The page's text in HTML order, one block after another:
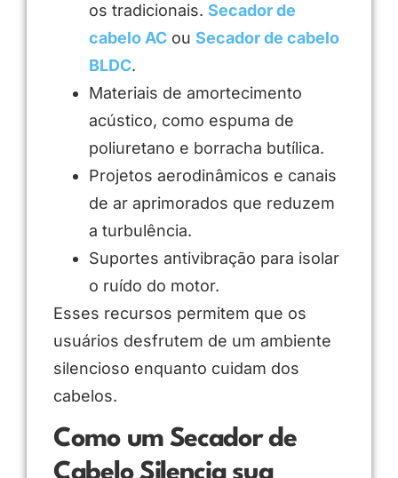
os tradicionais. Secador de
cabelo AC ou Secador de cabelo
BLDC.
Materiais de amortecimento
acústico, como espuma de
poliuretano e borracha butílica.
Projetos aerodinâmicos e canais
de ar aprimorados que reduzem
a turbulência.
Suportes antivibração para isolar
o ruído do motor.
Esses recursos permitem que os
usuários desfrutem de um ambiente
silencioso enquanto cuidam dos
cabelos.
Como um Secador de